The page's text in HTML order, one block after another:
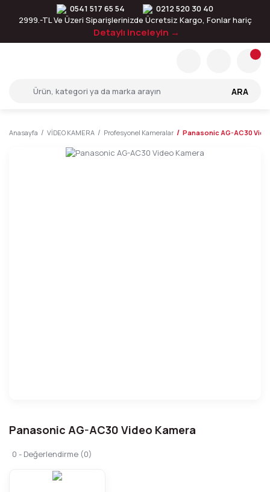
0541 517 65 54
0212 520 30 40
2999.-TL Ve Üzeri Siparişlerinizde Ücretsiz Kargo, Fonlar hariç
Detaylı inceleyin →
ARA
Anasayfa VİDEO KAMERA Profesyonel Kameralar Panasonic AG-AC30
Panasonic AG-AC30 Video Kamera
0 - Değerlendirme (0)